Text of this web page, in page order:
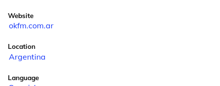
Website
okfm.com.ar
Location
Argentina
Language